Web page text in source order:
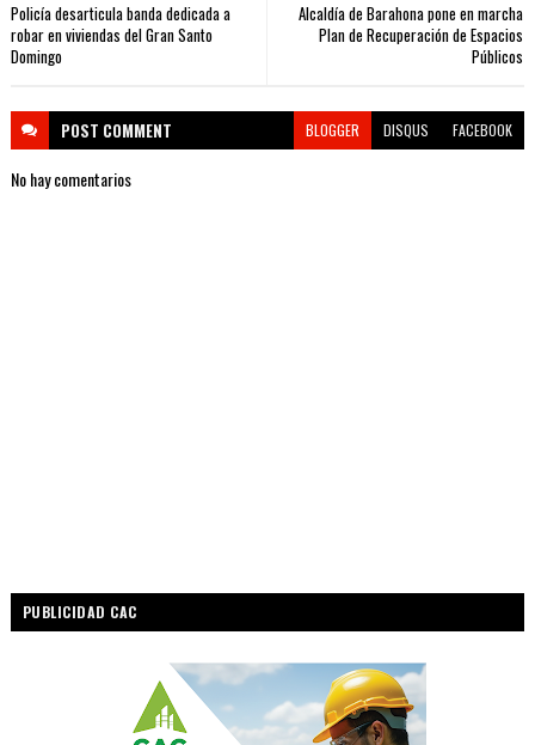
Alcaldía de Barahona pone en marcha
Plan de Recuperación de Espacios
Públicos
Policía desarticula banda dedicada a
robar en viviendas del Gran Santo
Domingo
POST COMMENT BLOGGER DISQUS FACEBOOK
No hay comentarios
PUBLICIDAD CAC